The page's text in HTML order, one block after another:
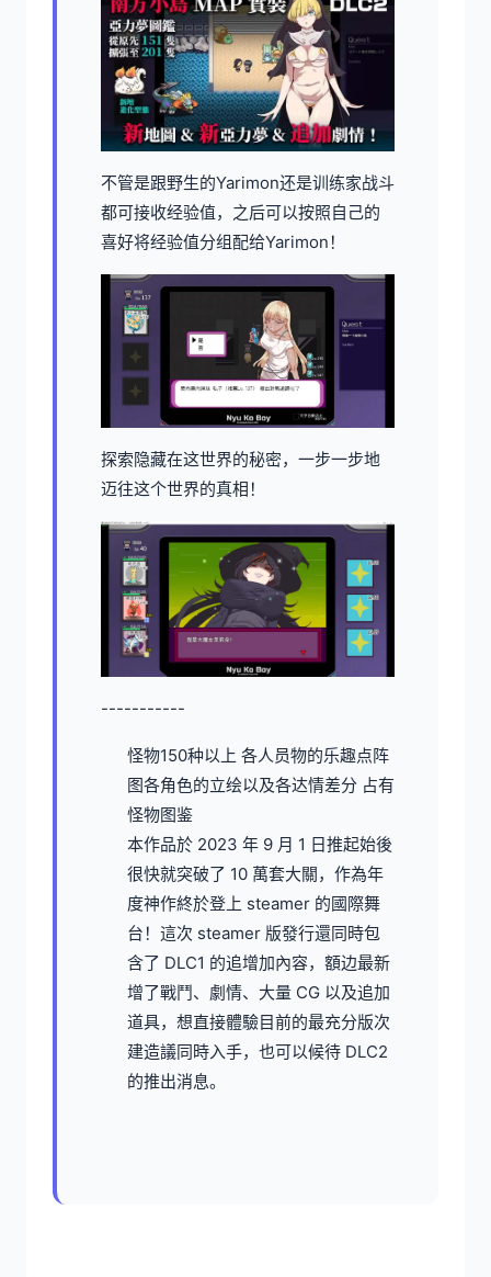
不管是跟野生的Yarimon还是训练家战斗
都可接收经验值，之后可以按照自己的
喜好将经验值分组配给Yarimon！
探索隐藏在这世界的秘密，一步一步地
迈往这个世界的真相！
-----------
怪物150种以上 各人员物的乐趣点阵
图各角色的立绘以及各达情差分 占有
怪物图鉴
本作品於 2023 年 9 月 1 日推起始後
很快就突破了 10 萬套大關，作為年
度神作終於登上 steamer 的國際舞
台！這次 steamer 版發行還同時包
含了 DLC1 的追增加內容，額边最新
增了戰鬥、劇情、大量 CG 以及追加
道具，想直接體驗目前的最充分版次
建造議同時入手，也可以候待 DLC2
的推出消息。